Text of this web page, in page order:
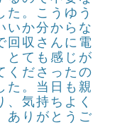
た。こうゆう
いか分からな
回収さんに電
とても感じが
くださったの
た。当日も親
気持ちよく
ありがとうご